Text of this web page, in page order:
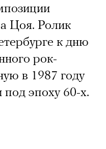
Цоя. Ролик
к дню
рок-
в 1987 году
эпоху 60-х.